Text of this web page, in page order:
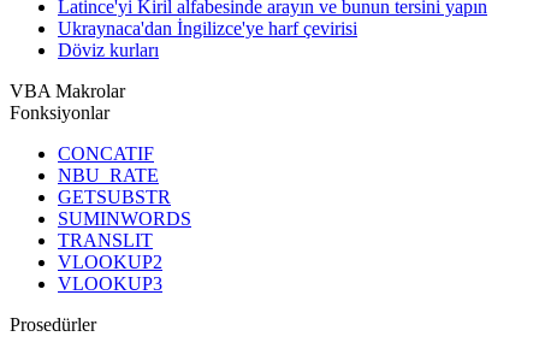
Latince'yi Kiril alfabesinde arayın ve bunun tersini yapın
Ukraynaca'dan İngilizce'ye harf çevirisi
Döviz kurları
VBA Makrolar
Fonksiyonlar
CONCATIF
NBU_RATE
GETSUBSTR
SUMINWORDS
TRANSLIT
VLOOKUP2
VLOOKUP3
Prosedürler